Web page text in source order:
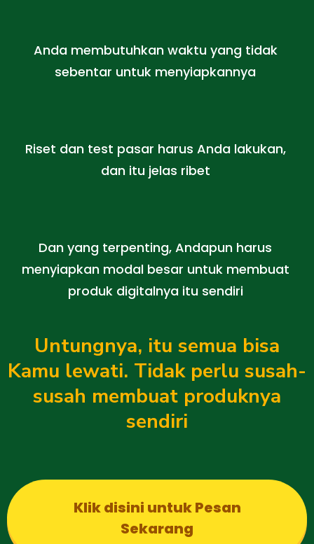
Anda membutuhkan waktu yang tidak
sebentar untuk menyiapkannya
Riset dan test pasar harus Anda lakukan,
dan itu jelas ribet
Dan yang terpenting, Andapun harus
menyiapkan modal besar untuk membuat
produk digitalnya itu sendiri
Untungnya, itu semua bisa
Kamu lewati. Tidak perlu susah-
susah membuat produknya
sendiri
Klik disini untuk Pesan
Sekarang